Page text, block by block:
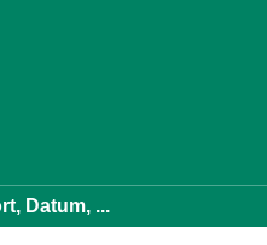
Datum, ...